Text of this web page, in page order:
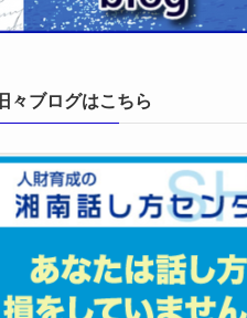
旧々ブログはこちら